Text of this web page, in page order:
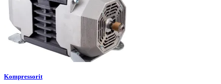
tuotetta
Kompressorit